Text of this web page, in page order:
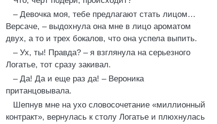
– Девочка моя, тебе предлагают стать лицом…
Версаче, – выдохнула она мне в лицо ароматом
двух, а то и трех бокалов, что она успела выпить.
– Ух, ты! Правда? – я взглянула на серьезного
Логатье, тот сразу закивал.
– Да! Да и еще раз да! – Вероника
пританцовывала.
Шепнув мне на ухо словосочетание «миллионный
контракт», вернулась к столу Логатье и плюхнулась